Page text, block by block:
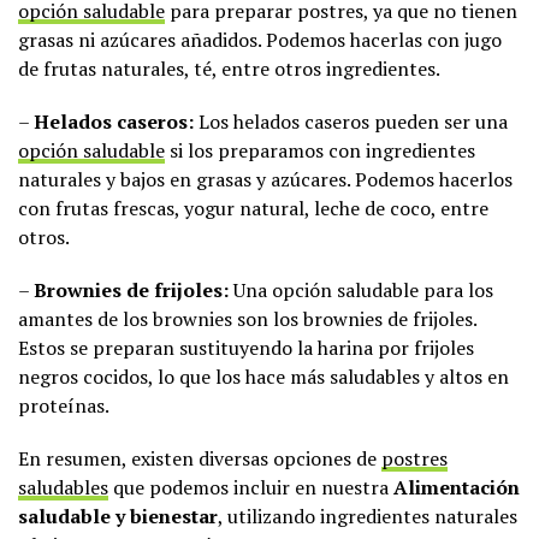
opción saludable para preparar postres, ya que no tienen
grasas ni azúcares añadidos. Podemos hacerlas con jugo
de frutas naturales, té, entre otros ingredientes.
–Helados caseros:Los helados caseros pueden ser una
opción saludable si los preparamos con ingredientes
naturales y bajos en grasas y azúcares. Podemos hacerlos
con frutas frescas, yogur natural, leche de coco, entre
otros.
–Brownies de frijoles:Una opción saludable para los
amantes de los brownies son los brownies de frijoles.
Estos se preparan sustituyendo la harina por frijoles
negros cocidos, lo que los hace más saludables y altos en
proteínas.
En resumen, existen diversas opciones de postres
saludables que podemos incluir en nuestraAlimentación
saludable y bienestar, utilizando ingredientes naturales